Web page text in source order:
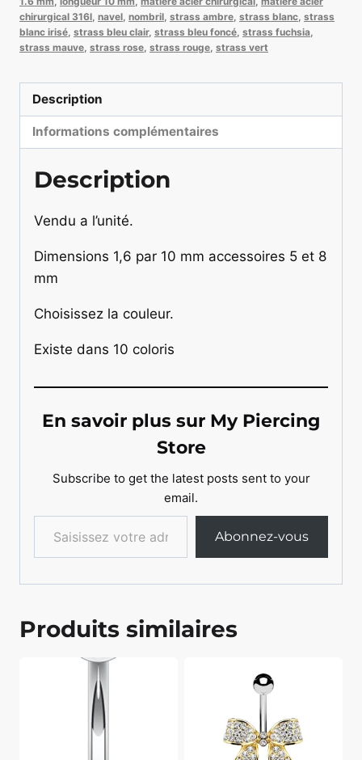
cristal
chirurgical 316l, navel, nombril, strass ambre, strass blanc, strass
blanc irisé, strass bleu clair, strass bleu foncé, strass fuchsia,
strass mauve, strass rose, strass rouge, strass vert
Description
Informations complémentaires
Description
Vendu a l’unité.
Dimensions 1,6 par 10 mm accessoires 5 et 8
mm
Choisissez la couleur.
Existe dans 10 coloris
En savoir plus sur My Piercing
Store
Subscribe to get the latest posts sent to your
email.
Saisissez votre adresse e-mail…
Abonnez-vous
Produits similaires